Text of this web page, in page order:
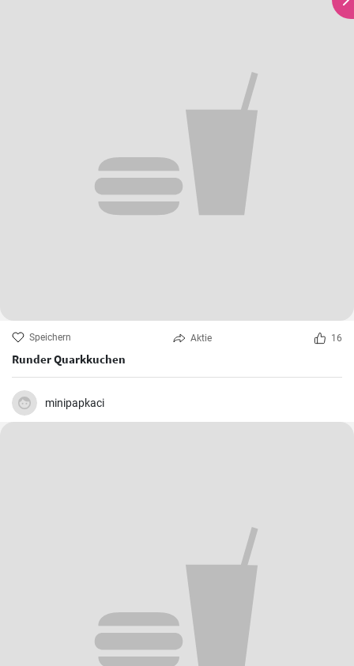
Speichern Aktie 16
Runder Quarkkuchen
minipapkaci